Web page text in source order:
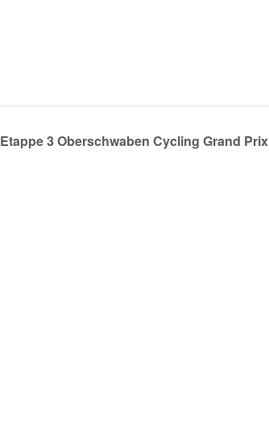
Etappe 3 Oberschwaben Cycling Grand Prix